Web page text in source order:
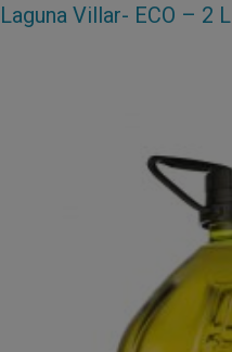
Laguna Villar- ECO – 2